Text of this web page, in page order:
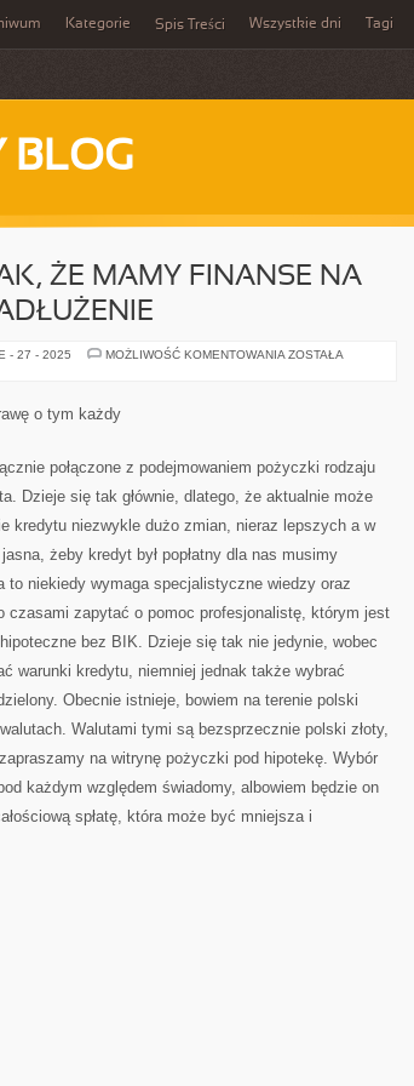
Kategorie Spis Treści Wszystkie dni Tagi
BLOG
ŻE MAMY FINANSE NA
- 27 - 2025 MOŻLIWOŚĆ KOMENTOWANIA NIE
ABY
ZADŁUŻENIE
ZOSTAŁA
o tym każdy
połączone z podejmowaniem pożyczki rodzaju
Dzieje się tak głównie, dlatego, że aktualnie może
kredytu niezwykle dużo zmian, nieraz lepszych a w
żeby kredyt był popłatny dla nas musimy
to niekiedy wymaga specjalistyczne wiedzy oraz
czasami zapytać o pomoc profesjonalistę, którym jest
bez BIK. Dzieje się tak nie jedynie, wobec
warunki kredytu, niemniej jednak także wybrać
Obecnie istnieje, bowiem na terenie polski
Walutami tymi są bezsprzecznie polski złoty,
na witrynę pożyczki pod hipotekę. Wybór
każdym względem świadomy, albowiem będzie on
spłatę, która może być mniejsza i